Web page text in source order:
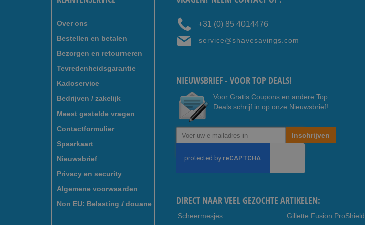
Over ons
Bestellen en betalen
Bezorgen en retourneren
Tevredenheidsgarantie
Kadoservice
Bedrijven / zakelijk
Meest gestelde vragen
Contactformulier
Spaarkaart
Nieuwsbrief
Privacy en security
Algemene voorwaarden
Non EU: Belasting / douane
+31 (0) 85 4014476
service@shavesavings.com
NIEUWSBRIEF - VOOR TOP DEALS!
Voor Gratis Coupons en andere Top
Deals schrijf in op onze Nieuwsbrief!
Abonneer
u
onze
Inschrijven
DIRECT NAAR VEEL GEZOCHTE ARTIKELEN:
Scheermesjes
Gillette Fusion ProShield